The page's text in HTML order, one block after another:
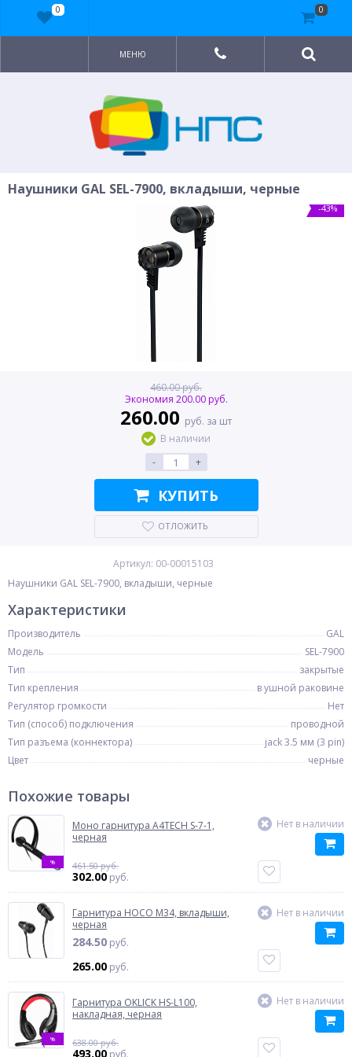
МЕНЮ
Наушники GAL SEL-7900, вкладыши, черные
-43%
460.00 руб.
Экономия 200.00 руб.
260.00 руб. за шт
В наличии
-
+
КУПИТЬ
ОТЛОЖИТЬ
Артикул: 00-00015103
Наушники GAL SEL-7900, вкладыши, черные
Характеристики
Производитель
GAL
Модель
SEL-7900
Тип
закрытые
Тип крепления
в ушной раковине
Регулятор громкости
Нет
Тип (способ) подключения
проводной
Тип разъема (коннектора)
jack 3.5 мм (3 pin)
Цвет
черные
Похожие товары
%
Моно гарнитура A4TECH S-7-1,
черная
461.50 руб.
302.00 руб.
Нет в наличии
Гарнитура HOCO M34, вкладыши,
черная
284.50 руб.
265.00 руб.
Нет в наличии
%
Гарнитура OKLICK HS-L100,
накладная, черная
638.00 руб.
493.00 руб.
Нет в наличии
0 0